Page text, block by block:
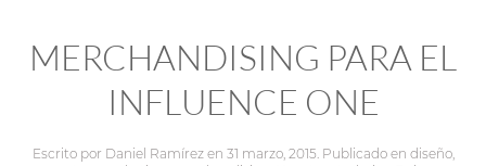
MERCHANDISING PARA EL
INFLUENCE ONE
Escrito por Daniel Ramírezen 31 marzo, 2015. Publicado en diseño,